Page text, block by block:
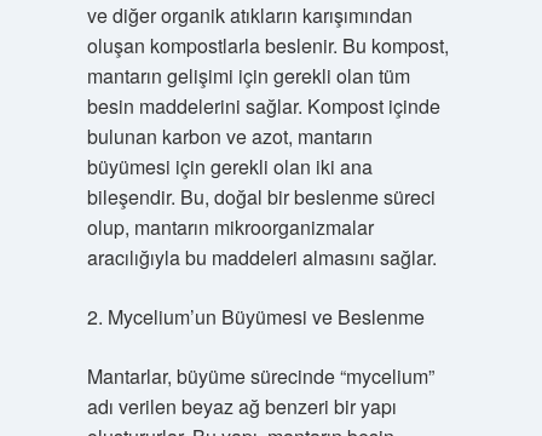
ve diğer organik atıkların karışımından
oluşan kompostlarla beslenir. Bu kompost,
mantarın gelişimi için gerekli olan tüm
besin maddelerini sağlar. Kompost içinde
bulunan karbon ve azot, mantarın
büyümesi için gerekli olan iki ana
bileşendir. Bu, doğal bir beslenme süreci
olup, mantarın mikroorganizmalar
aracılığıyla bu maddeleri almasını sağlar.
2. Mycelium’un Büyümesi ve Beslenme
Mantarlar, büyüme sürecinde “mycelium”
adı verilen beyaz ağ benzeri bir yapı